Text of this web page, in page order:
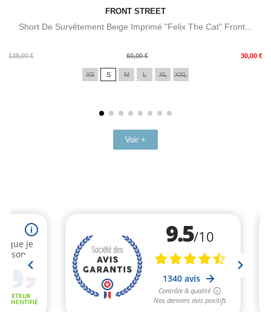
FRONT STREET
Short De Survêtement Beige Imprimé "Felix The Cat" Front...
139,00 €
Prix
60,00 € 30,00 €
Prix
XS S M L XL XXL
Voir +